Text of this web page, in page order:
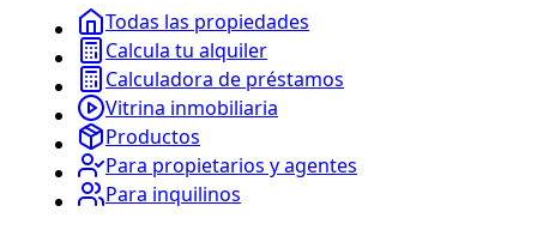
Todas las propiedades
Calcula tu alquiler
Calculadora de préstamos
Vitrina inmobiliaria
Productos
Para propietarios y agentes
Para inquilinos